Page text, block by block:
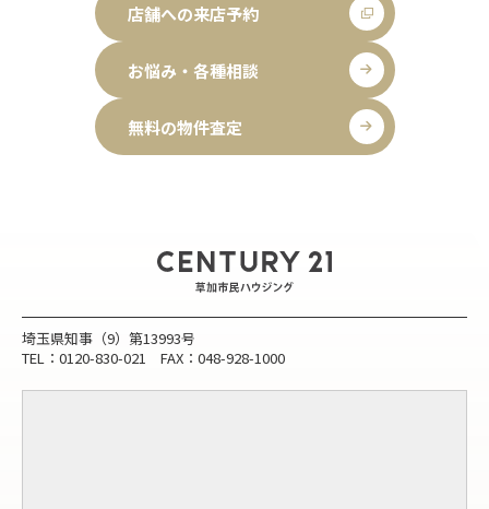
店舗への来店予約
お悩み・各種相談
無料の物件査定
埼玉県知事（9）第13993号
TEL：0120-830-021 FAX：048-928-1000